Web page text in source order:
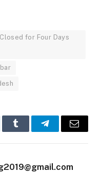
for Four Days
Tumblr TelegramEmail